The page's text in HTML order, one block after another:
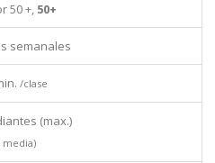
50 +, 50+
semanales
/clase
(max.)
media)